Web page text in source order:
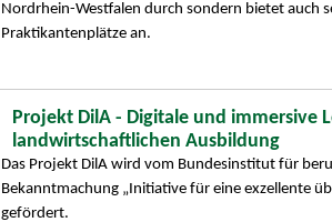
Nordrhein-Westfalen durch sondern bietet auch
Praktikantenplätze an.
Projekt DilA - Digitale und immersive
landwirtschaftlichen Ausbildung
Das Projekt DilA wird vom Bundesinstitut für
Bekanntmachung „Initiative für eine exzellente
gefördert.